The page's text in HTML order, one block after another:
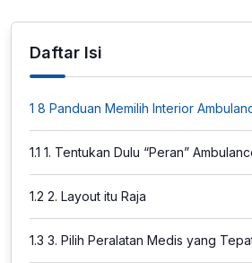
Daftar Isi
1 8 Panduan Memilih Interior
1.1 1. Tentukan Dulu “Peran”
1.2 2. Layout itu Raja
1.3 3. Pilih Peralatan Medis yang